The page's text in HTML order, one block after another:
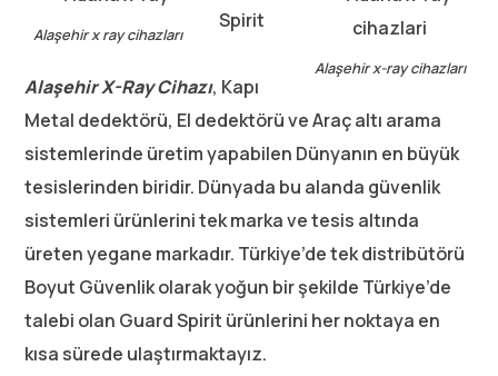
Alaşehir x ray cihazları
Alaşehir x-ray cihazları
Spirit
AlaşehirX-Ray Cihazı, Kapı
Metal dedektörü, El dedektörü ve Araç altı arama
sistemlerinde üretim yapabilen Dünyanın en büyük
tesislerinden biridir. Dünyada bu alanda güvenlik
sistemleri ürünlerini tek marka ve tesis altında
üreten yegane markadır. Türkiye’de tek distribütörü
Boyut Güvenlik olarak yoğun bir şekilde Türkiye’de
talebi olan Guard Spirit ürünlerini her noktaya en
kısa sürede ulaştırmaktayız.